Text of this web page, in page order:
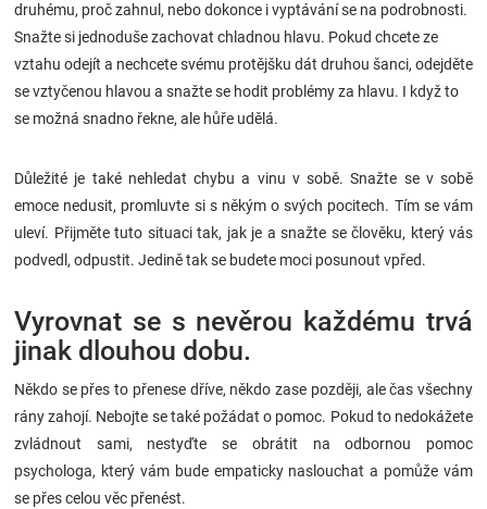
Blog
Hračkářství
druhému, proč zahnul, nebo dokonce i vyptávání se na podrobnosti.
Snažte si jednoduše zachovat chladnou hlavu. Pokud chcete ze
vztahu odejít a nechcete svému protějšku dát druhou šanci, odejděte
se vztyčenou hlavou a snažte se hodit problémy za hlavu. I když to
se možná snadno řekne, ale hůře udělá.
Důležité je také nehledat chybu a vinu v sobě. Snažte se v sobě
emoce nedusit, promluvte si s někým o svých pocitech. Tím se vám
uleví. Přijměte tuto situaci tak, jak je a snažte se člověku, který vás
podvedl, odpustit. Jedině tak se budete moci posunout vpřed.
Vyrovnat se s nevěrou každému trvá
jinak dlouhou dobu.
Někdo se přes to přenese dříve, někdo zase později, ale čas všechny
rány zahojí. Nebojte se také požádat o pomoc. Pokud to nedokážete
zvládnout sami, nestyďte se obrátit na odbornou pomoc
psychologa, který vám bude empaticky naslouchat a pomůže vám
se přes celou věc přenést.